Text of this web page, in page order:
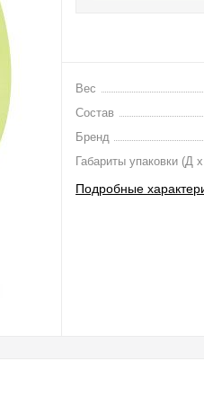
Вес
Состав
Бренд
Габариты упаковки (Д
Подробные